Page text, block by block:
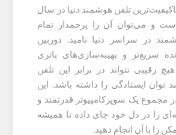
تلفن هوشمند دنیا در سال
است و می‌توان آن را پرچمدار تمام
در سراسر دنیا نامید. دوربین
سریع‌تر و بهینه‌سازی‌های باتری
رقیبی نتواند در برابر این تلفن
توان ایستادگی را داشته باشد. این
مجموع یک سوپرکامپیوتر قدرتمند و
را در دل خود جای داده تا همیشه
را با آن انجام دهید.